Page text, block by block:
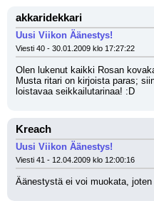
akkaridekkari
Uusi Viikon Äänestys!
Viesti 40 - 30.01.2009 klo 17:27:22
Olen lukenut kaikki Rosan
Musta ritari on kirjoista paras;
loistavaa seikkailutarinaa! :D
Kreach
Uusi Viikon Äänestys!
Viesti 41 - 12.04.2009 klo 12:00:16
Äänestystä ei voi muokata,